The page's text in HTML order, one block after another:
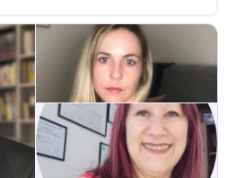
(Argentina, Estados Unidos,
colaboré como psicóloga en
con la realidad de las islas.
y accesibles. Si buscas un
y orientado a resultados,